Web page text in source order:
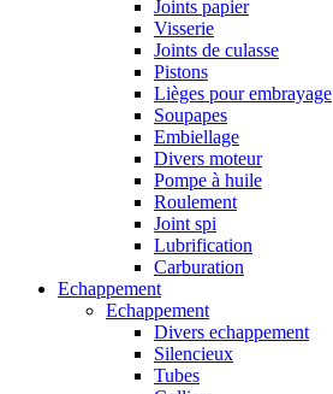
Joints papier
Visserie
Joints de culasse
Pistons
Lièges pour embrayage
Soupapes
Embiellage
Divers moteur
Pompe à huile
Roulement
Joint spi
Lubrification
Carburation
Echappement
Echappement
Divers echappement
Silencieux
Tubes